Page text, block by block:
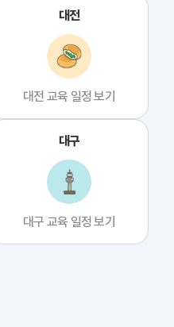
대전
대전 교육 일정 보기
대구
대구 교육 일정 보기